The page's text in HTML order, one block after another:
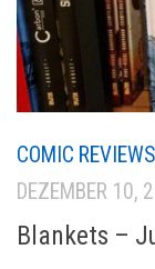
COMIC REVIEWS
DEZEMBER 10,
Blankets –